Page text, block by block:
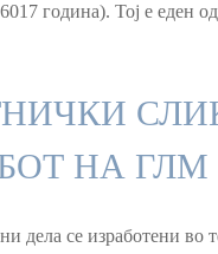
година). Тој е еден
НА ГЛМ
дела се изработени во